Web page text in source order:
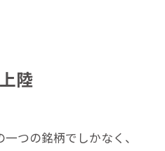
陸
つの銘柄でしかなく、